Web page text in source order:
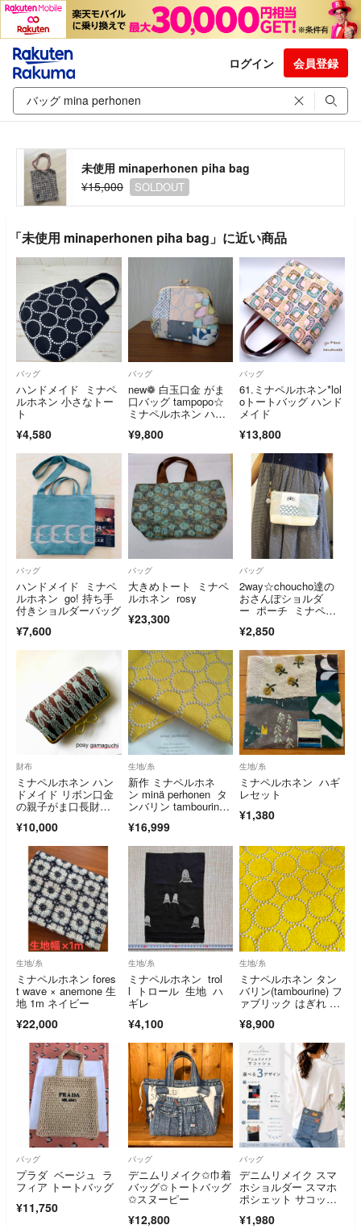
ログイン 会員登録
未使用 minaperhonen piha bag
¥15,000
SOLDOUT
「未使用 minaperhonen piha bag」に近い商品
バッグ
ハンドメイド ミナペ
ルホネン 小さなトー
ト
¥4,580
バッグ
new❁ 白玉口金 がま
口バッグ tampopo☆
ミナペルホネン ハン
¥9,800
バッグ
61.ミナペルホネン*lol
oトートバッグ ハンド
メイド
¥13,800
バッグ
ハンドメイド ミナペ
ルホネン go! 持ち手
付きショルダーバッグ
¥7,600
バッグ
大きめトート ミナペ
ルホネン rosy
¥23,300
バッグ
2way☆choucho達の
おさんぽショルダ
ー ポーチ ミナペル
¥2,850
財布
ミナペルホネン ハン
ドメイド リボン口金
の親子がま口長財
ン ポンピア
¥10,000
生地/糸
新作 ミナペルホネ
ン minä perhonen タ
ンバリン tambourin
ぎれ 生地
¥16,999
生地/糸
ミナペルホネン ハギ
レセット
¥1,380
生地/糸
ミナペルホネン fores
t wave × anemone 生
地 1m ネイビー
¥22,000
生地/糸
ミナペルホネン trol
l トロール 生地 ハ
ギレ
¥4,100
生地/糸
ミナペルホネン タン
バリン(tambourine) フ
ァブリック はぎれ 生
¥8,900
バッグ
プラダ ベージュ ラ
フィア トートバッグ
¥11,750
バッグ
デニムリメイク✩巾着
バッグ✩トートバッグ
✩スヌーピー
¥12,800
バッグ
デニムリメイク スマ
ホショルダー スマホ
ポシェット サコッシ
¥1,980